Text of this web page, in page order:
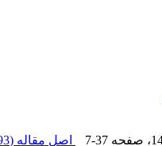
، صفحه 7-37 اصل مقاله (K